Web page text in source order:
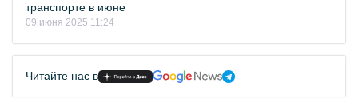
транспорте в июне
09 июня 2025 11:24
Читайте нас в